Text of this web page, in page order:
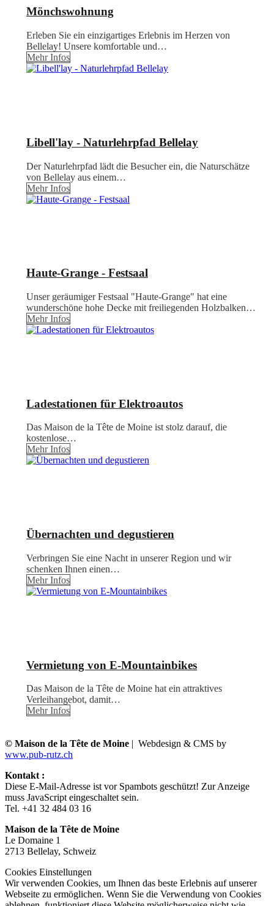
Mönchswohnung
Erleben Sie ein einzigartiges Erlebnis im Herzen von
Bellelay! Unsere komfortable und…
Mehr Infos
Libell'lay - Naturlehrpfad Bellelay
Der Naturlehrpfad lädt die Besucher ein, die Naturschätze
von Bellelay aus einem…
Mehr Infos
Haute-Grange - Festsaal
Unser geräumiger Festsaal "Haute-Grange" hat eine
wunderschöne hohe Decke mit freiliegenden Holzbalken…
Mehr Infos
Ladestationen für Elektroautos
Das Maison de la Tête de Moine ist stolz darauf, die
kostenlose…
Mehr Infos
Übernachten und degustieren
Verbringen Sie eine Nacht in unserer Region und wir
schenken Ihnen einen…
Mehr Infos
Vermietung von E-Mountainbikes
Das Maison de la Tête de Moine hat ein attraktives
Verleihangebot, damit…
Mehr Infos
© Maison de la Tête de Moine | Webdesign & CMS by
www.pub-rutz.ch
Kontakt :
Diese E-Mail-Adresse ist vor Spambots geschützt! Zur Anzeige
muss JavaScript eingeschaltet sein.
Tel. +41 32 484 03 16
Maison de la Tête de Moine
Le Domaine 1
2713 Bellelay, Schweiz
Cookies Einstellungen
Wir verwenden Cookies, um Ihnen das beste Erlebnis auf unserer
Webseite zu ermöglichen. Wenn Sie die Verwendung von Cookies